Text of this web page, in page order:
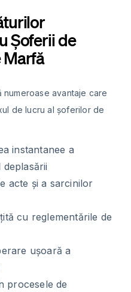
Șoferii de
Marfă
avantaje care
de lucru al șoferilor de
instantanee a
acte și a sarcinilor
cu reglementările de
ușoară a
procesele de